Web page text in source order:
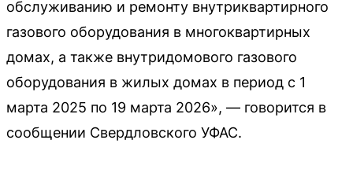
обслуживанию и ремонту внутриквартирного
газового оборудования в многоквартирных
домах, а также внутридомового газового
оборудования в жилых домах в период с 1
марта 2025 по 19 марта 2026», — говорится в
сообщении Свердловского УФАС.